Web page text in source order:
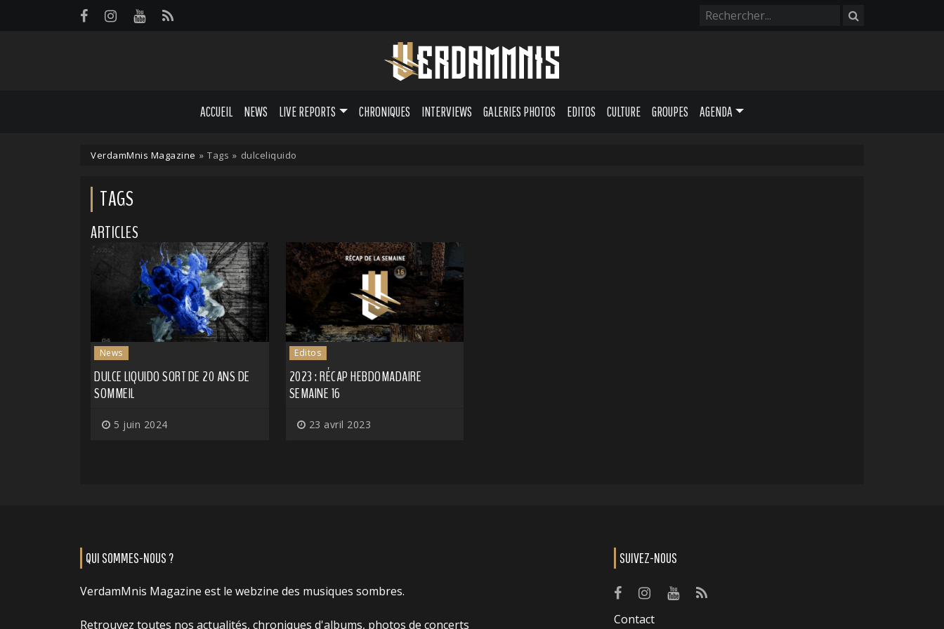
ACCUEIL NEWS LIVE REPORTS CHRONIQUES INTERVIEWS GALERIES PHOTOS EDITOS CULTURE GROUPES AGENDA
VerdamMnis Magazine » Tags » dulceliquido
TAGS
ARTICLES
News
DULCE LIQUIDO SORT DE 20 ANS DE
SOMMEIL
5 juin 2024
Editos
2023 : RÉCAP HEBDOMADAIRE
SEMAINE 16
23 avril 2023
QUI SOMMES-NOUS ?
VerdamMnis Magazine est le webzine des musiques sombres.
Retrouvez toutes nos actualités, chroniques d'albums, photos de concerts
SUIVEZ-NOUS
Contact
Panneau de gestion des cookies